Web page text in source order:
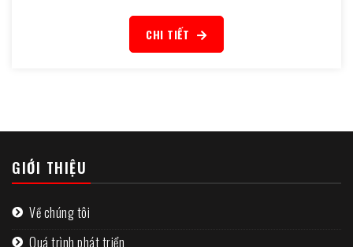
CHI TIẾT
GIỚI THIỆU
Về chúng tôi
Quá trình phát triển